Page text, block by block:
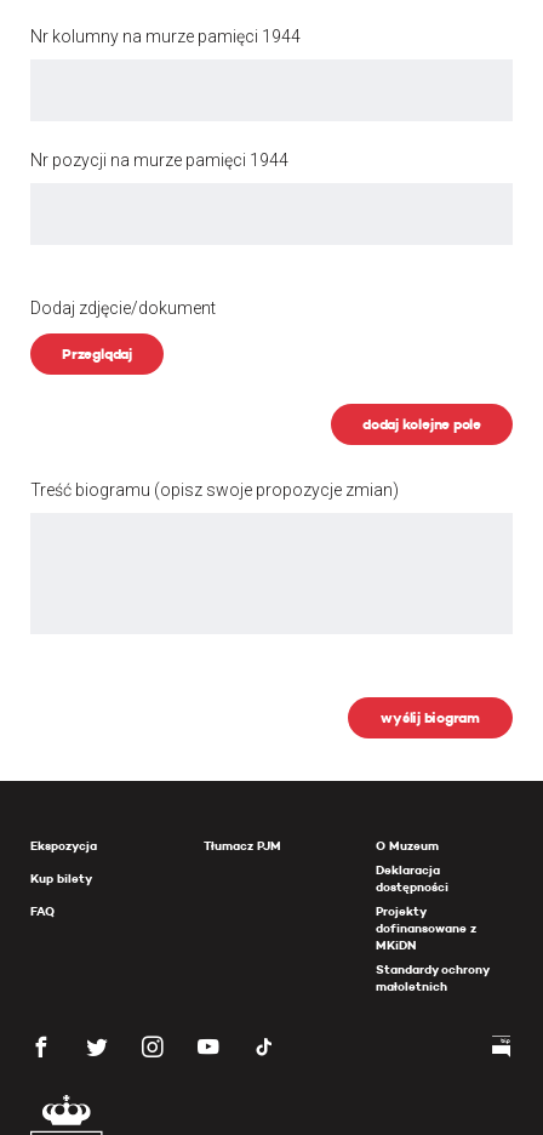
Nr kolumny na murze pamięci 1944
Nr pozycji na murze pamięci 1944
Dodaj zdjęcie/dokument
Przeglądaj
dodaj kolejne pole
Treść biogramu (opisz swoje propozycje zmian)
wyślij biogram
Ekspozycja
Kup bilety
FAQ
Tłumacz PJM
O Muzeum
Deklaracja
dostępności
Projekty
dofinansowane z
MKiDN
Standardy ochrony
małoletnich